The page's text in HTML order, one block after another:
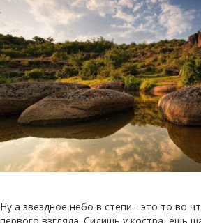
Ну а звездное небо в степи - это то во